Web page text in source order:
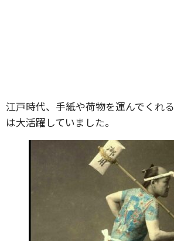
江戸時代、手紙や荷物を運んでくれる
は大活躍していました。